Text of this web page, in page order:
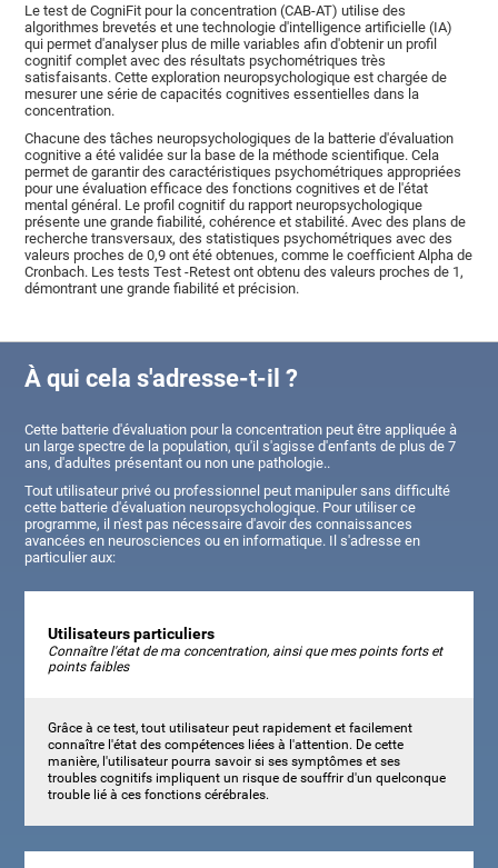
Le test de CogniFit pour la concentration (CAB-AT) utilise des
algorithmes brevetés et une technologie d'intelligence artificielle (IA)
qui permet d'analyser plus de mille variables afin d'obtenir un profil
cognitif complet avec des résultats psychométriques très
satisfaisants. Cette exploration neuropsychologique est chargée de
mesurer une série de capacités cognitives essentielles dans la
concentration.
Chacune des tâches neuropsychologiques de la batterie d'évaluation
cognitive a été validée sur la base de la méthode scientifique. Cela
permet de garantir des caractéristiques psychométriques appropriées
pour une évaluation efficace des fonctions cognitives et de l'état
mental général. Le profil cognitif du rapport neuropsychologique
présente une grande fiabilité, cohérence et stabilité. Avec des plans de
recherche transversaux, des statistiques psychométriques avec des
valeurs proches de 0,9 ont été obtenues, comme le coefficient Alpha de
Cronbach. Les tests Test -Retest ont obtenu des valeurs proches de 1,
démontrant une grande fiabilité et précision.
À qui cela s'adresse-t-il ?
Cette batterie d'évaluation pour la concentration peut être appliquée à
un large spectre de la population, qu'il s'agisse d'enfants de plus de 7
ans, d'adultes présentant ou non une pathologie..
Tout utilisateur privé ou professionnel peut manipuler sans difficulté
cette batterie d'évaluation neuropsychologique. Pour utiliser ce
programme, il n'est pas nécessaire d'avoir des connaissances
avancées en neurosciences ou en informatique. Il s'adresse en
particulier aux:
Utilisateurs particuliers
Connaître l'état de ma concentration, ainsi que mes points forts et
points faibles
Grâce à ce test, tout utilisateur peut rapidement et facilement
connaître l'état des compétences liées à l'attention. De cette
manière, l'utilisateur pourra savoir si ses symptômes et ses
troubles cognitifs impliquent un risque de souffrir d'un quelconque
trouble lié à ces fonctions cérébrales.